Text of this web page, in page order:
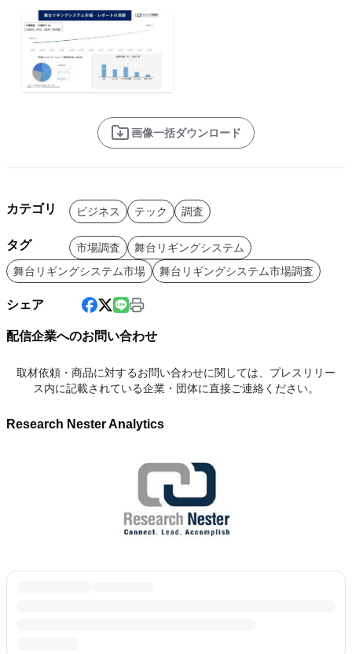
画像一括ダウンロード
カテゴリ ビジネス テック 調査
タグ 市場調査
舞台リギングシステム
舞台リギングシステム市場
舞台リギングシステム市場調査
シェア
配信企業へのお問い合わせ
取材依頼・商品に対するお問い合わせに関しては、プレスリリー
ス内に記載されている企業・団体に直接ご連絡ください。
Research Nester Analytics